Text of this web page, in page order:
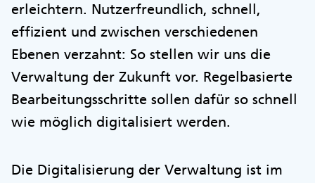
erleichtern. Nutzerfreundlich, schnell,
effizient und zwischen verschiedenen
Ebenen verzahnt: So stellen wir uns die
Verwaltung der Zukunft vor. Regelbasierte
Bearbeitungsschritte sollen dafür so schnell
wie möglich digitalisiert werden.
Die Digitalisierung der Verwaltung ist im